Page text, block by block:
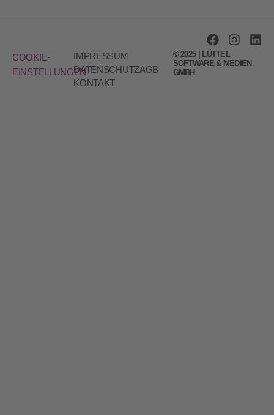
© 2025 | LÜTTEL
SOFTWARE & MEDIEN
GMBH
IMPRESSUM
DATENSCHUTZAGB
KONTAKT
COOKIE-
EINSTELLUNGEN